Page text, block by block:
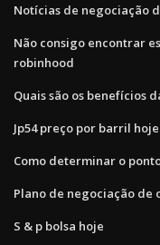
Notícias de negociação
Não consigo encontrar
robinhood
Quais são os benefícios
Jp54 preço por barril hoje
Como determinar o
Plano de negociação de
S & p bolsa hoje